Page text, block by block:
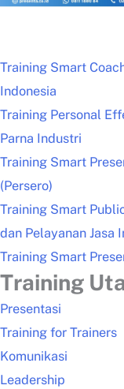
Training Smart
Indonesia
Training Personal
Parna Industri
Training Smart
(Persero)
Training Smart
dan Pelayanan Jasa
Training Smart
Training
Presentasi
Training for Trainers
Komunikasi
Leadership